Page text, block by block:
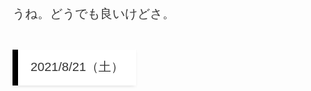
うね。どうでも良いけどさ。
2021/8/21（土）